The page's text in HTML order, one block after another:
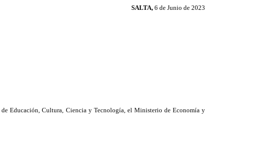
SALTA, 6 de Junio de 2023
Educación, Cultura, Ciencia y Tecnología, el Ministerio de Economía y